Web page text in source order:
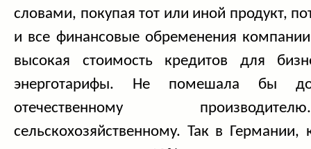
словами, покупая тот или иной продукт,
и все финансовые обременения
высокая стоимость кредитов для
энерготарифы. Не помешала бы
отечественному
сельскохозяйственному. Так в